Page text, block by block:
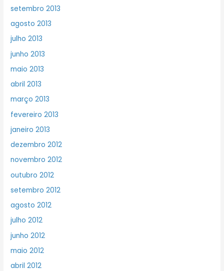
setembro 2013
agosto 2013
julho 2013
junho 2013
maio 2013
abril 2013
março 2013
fevereiro 2013
janeiro 2013
dezembro 2012
novembro 2012
outubro 2012
setembro 2012
agosto 2012
julho 2012
junho 2012
maio 2012
abril 2012